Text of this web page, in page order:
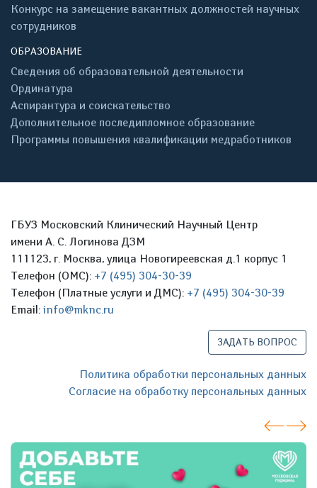
Конкурс на замещение вакантных должностей научных
сотрудников
ОБРАЗОВАНИЕ
Сведения об образовательной деятельности
Ординатура
Аспирантура и соискательство
Дополнительное последипломное образование
Программы повышения квалификации медработников
ГБУЗ Московский Клинический Научный Центр
имени А. С. Логинова ДЗМ
111123, г. Москва, улица Новогиреевская д.1 корпус 1
Телефон (ОМС): +7 (495) 304-30-39
Телефон (Платные услуги и ДМС): +7 (495) 304-30-39
Email: info@mknc.ru
ЗАДАТЬ ВОПРОС
Политика обработки персональных данных
Согласие на обработку персональных данных